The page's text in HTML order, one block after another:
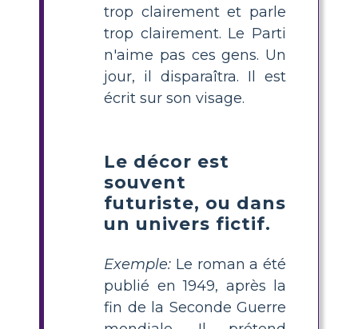
trop clairement et parle
trop clairement. Le Parti
n'aime pas ces gens. Un
jour, il disparaîtra. Il est
écrit sur son visage.
Le décor est
souvent
futuriste, ou dans
un univers fictif.
Exemple: Le roman a été
publié en 1949, après la
fin de la Seconde Guerre